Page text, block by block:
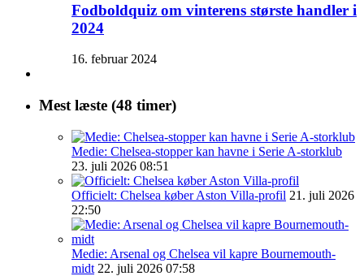
Fodboldquiz om vinterens største handler i
2024
16. februar 2024
Mest læste (48 timer)
Medie: Chelsea-stopper kan havne i Serie A-storklub
23. juli 2026 08:51
Officielt: Chelsea køber Aston Villa-profil 21. juli 2026
22:50
Medie: Arsenal og Chelsea vil kapre Bournemouth-
midt 22. juli 2026 07:58